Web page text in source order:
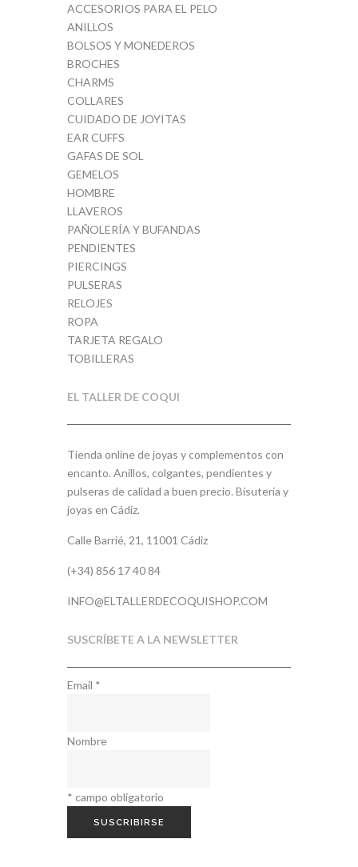
ACCESORIOS PARA EL PELO
ANILLOS
BOLSOS Y MONEDEROS
BROCHES
CHARMS
COLLARES
CUIDADO DE JOYITAS
EAR CUFFS
GAFAS DE SOL
GEMELOS
HOMBRE
LLAVEROS
PAÑOLERÍA Y BUFANDAS
PENDIENTES
PIERCINGS
PULSERAS
RELOJES
ROPA
TARJETA REGALO
TOBILLERAS
EL TALLER DE COQUI
Tienda online de joyas y complementos con
encanto. Anillos, colgantes, pendientes y
pulseras de calidad a buen precio. Bisutería y
joyas en Cádiz.
Calle Barrié, 21, 11001 Cádiz
(+34) 856 17 40 84
INFO@ELTALLERDECOQUISHOP.COM
SUSCRÍBETE A LA NEWSLETTER
Email *
Nombre
* campo obligatorio